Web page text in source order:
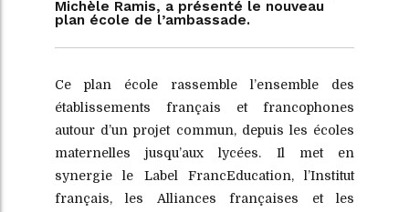
Michèle Ramis, a présenté le nouveau
plan école de l’ambassade.
Ce plan école rassemble l’ensemble des
établissements français et francophones
autour d’un projet commun, depuis les écoles
maternelles jusqu’aux lycées. Il met en
synergie le Label FrancEducation, l’Institut
français, les Alliances françaises et les